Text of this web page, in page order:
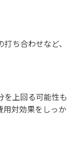
ち合わせなど、
を上回る可能性も
用対効果をしっか